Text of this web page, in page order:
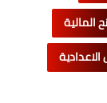
المالية